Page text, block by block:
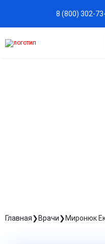
8 (800) 302-
Главная Врачи Миронюк